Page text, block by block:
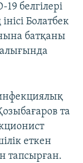
белгілері
Болатбек
батқаны
та
еткен
тапсырған.